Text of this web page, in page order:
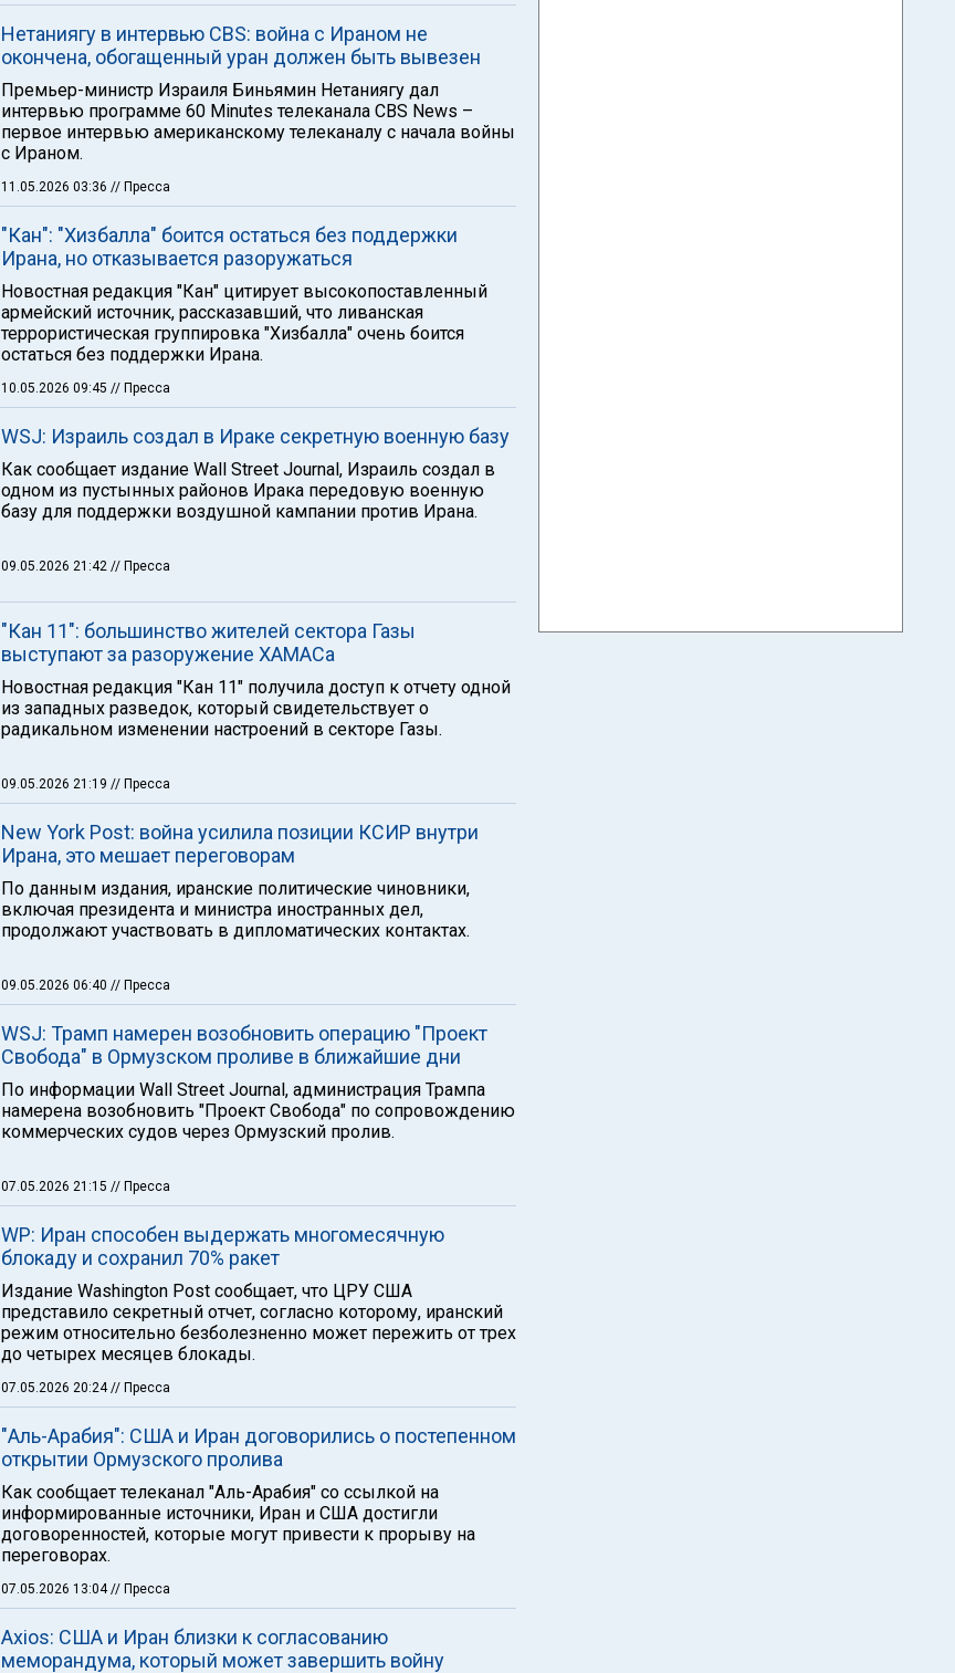
Нетаниягу в интервью CBS: война с Ираном не
окончена, обогащенный уран должен быть вывезен
Премьер-министр Израиля Биньямин Нетаниягу дал
интервью программе 60 Minutes телеканала CBS News –
первое интервью американскому телеканалу с начала войны
с Ираном.
11.05.2026 03:36 // Пресса
"Кан": "Хизбалла" боится остаться без поддержки
Ирана, но отказывается разоружаться
Новостная редакция "Кан" цитирует высокопоставленный
армейский источник, рассказавший, что ливанская
террористическая группировка "Хизбалла" очень боится
остаться без поддержки Ирана.
10.05.2026 09:45 // Пресса
WSJ: Израиль создал в Ираке секретную военную базу
Как сообщает издание Wall Street Journal, Израиль создал в
одном из пустынных районов Ирака передовую военную
базу для поддержки воздушной кампании против Ирана.
09.05.2026 21:42 // Пресса
"Кан 11": большинство жителей сектора Газы
выступают за разоружение ХАМАСа
Новостная редакция "Кан 11" получила доступ к отчету одной
из западных разведок, который свидетельствует о
радикальном изменении настроений в секторе Газы.
09.05.2026 21:19 // Пресса
New York Post: война усилила позиции КСИР внутри
Ирана, это мешает переговорам
По данным издания, иранские политические чиновники,
включая президента и министра иностранных дел,
продолжают участвовать в дипломатических контактах.
09.05.2026 06:40 // Пресса
WSJ: Трамп намерен возобновить операцию "Проект
Свобода" в Ормузском проливе в ближайшие дни
По информации Wall Street Journal, администрация Трампа
намерена возобновить "Проект Свобода" по сопровождению
коммерческих судов через Ормузский пролив.
07.05.2026 21:15 // Пресса
WP: Иран способен выдержать многомесячную
блокаду и сохранил 70% ракет
Издание Washington Post сообщает, что ЦРУ США
представило секретный отчет, согласно которому, иранский
режим относительно безболезненно может пережить от трех
до четырех месяцев блокады.
07.05.2026 20:24// Пресса
"Аль-Арабия": США и Иран договорились о постепенном
открытии Ормузского пролива
Как сообщает телеканал "Аль-Арабия" со ссылкой на
информированные источники, Иран и США достигли
договоренностей, которые могут привести к прорыву на
переговорах.
07.05.2026 13:04// Пресса
Axios: США и Иран близки к согласованию
меморандума, который может завершить войну